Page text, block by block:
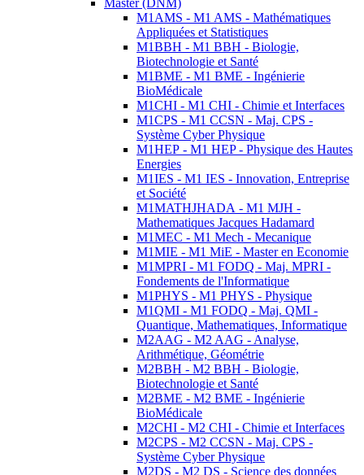
Master (DNM)
M1AMS - M1 AMS - Mathématiques
Appliquées et Statistiques
M1BBH - M1 BBH - Biologie,
Biotechnologie et Santé
M1BME - M1 BME - Ingénierie
BioMédicale
M1CHI - M1 CHI - Chimie et Interfaces
M1CPS - M1 CCSN - Maj. CPS -
Système Cyber Physique
M1HEP - M1 HEP - Physique des Hautes
Energies
M1IES - M1 IES - Innovation, Entreprise
et Société
M1MATHJHADA - M1 MJH -
Mathematiques Jacques Hadamard
M1MEC - M1 Mech - Mecanique
M1MIE - M1 MiE - Master en Economie
M1MPRI - M1 FODQ - Maj. MPRI -
Fondements de l'Informatique
M1PHYS - M1 PHYS - Physique
M1QMI - M1 FODQ - Maj. QMI -
Quantique, Mathematiques, Informatique
M2AAG - M2 AAG - Analyse,
Arithmétique, Géométrie
M2BBH - M2 BBH - Biologie,
Biotechnologie et Santé
M2BME - M2 BME - Ingénierie
BioMédicale
M2CHI - M2 CHI - Chimie et Interfaces
M2CPS - M2 CCSN - Maj. CPS -
Système Cyber Physique
M2DS - M2 DS - Science des données